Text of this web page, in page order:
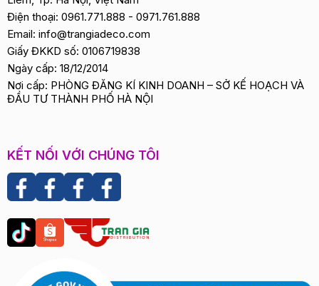
Điện thoại: 0961.771.888 - 0971.761.888
Email: info@trangiadeco.com
Giấy ĐKKD số: 0106719838
Ngày cấp: 18/12/2014
Nơi cấp: PHÒNG ĐĂNG KÍ KINH DOANH – SỞ KẾ HOẠCH VÀ
ĐẦU TƯ THÀNH PHỐ HÀ NỘI
KẾT NỐI VỚI CHÚNG TÔI